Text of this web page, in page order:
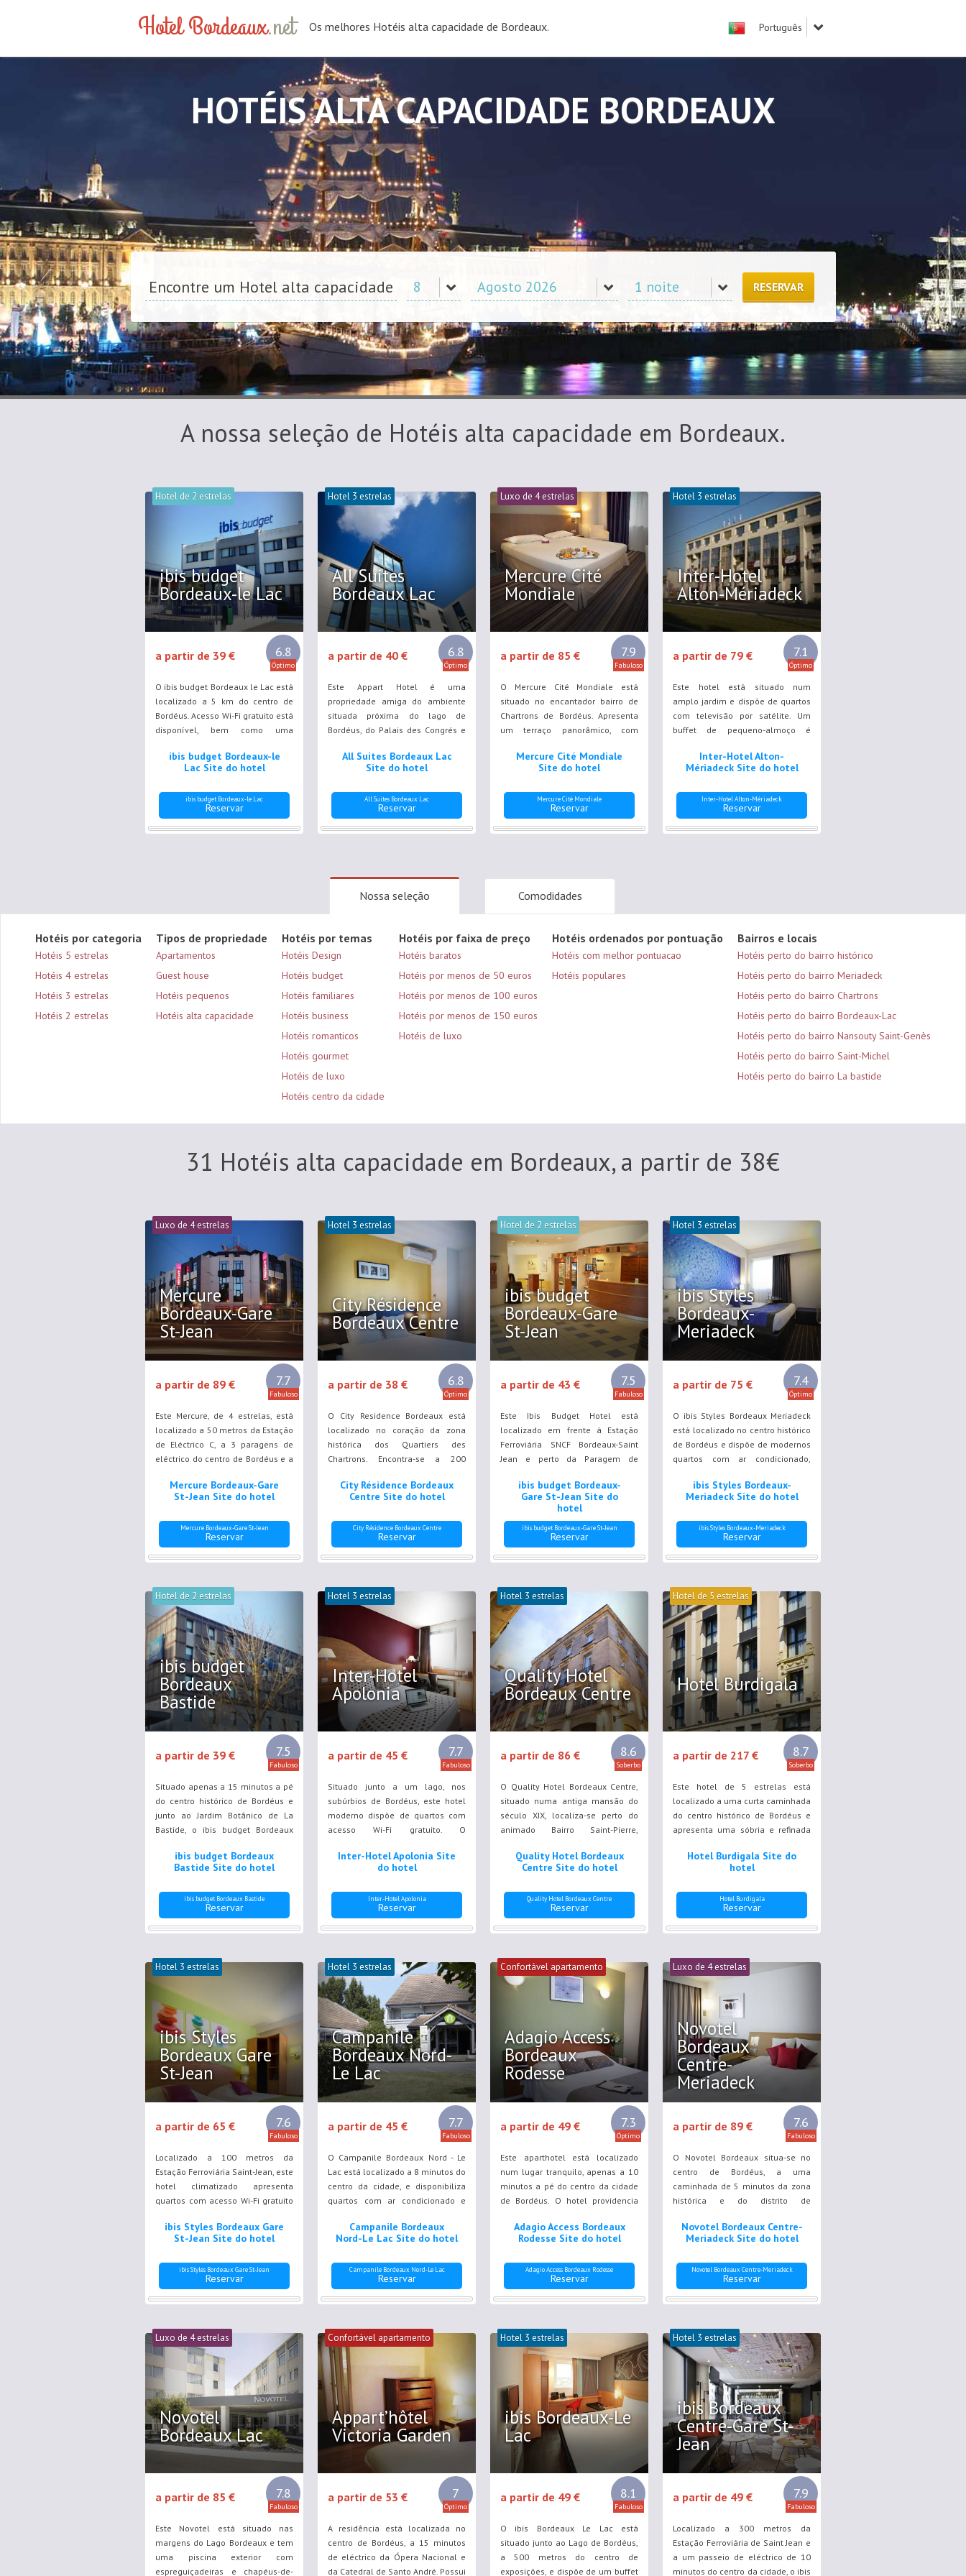
Hotel Bordeaux.net Os melhores Hotéis alta capacidade de Bordeaux.
HOTÉIS ALTA CAPACIDADE BORDEAUX
Encontre um Hotel alta capacidade RESERVAR
A nossa seleção de Hotéis alta capacidade em Bordeaux.
Hotel de 2 estrelas
ibis budget
Bordeaux-le Lac
6.8
Óptimo
a partir de 39 €
O ibis budget Bordeaux le Lac está
localizado a 5 km do centro de
Bordéus. Acesso Wi-Fi gratuito está
disponível, bem como uma
ibis budget Bordeaux-le
Lac Site do hotel
ibis budget Bordeaux-le Lac
Reservar
Hotel 3 estrelas
All Suites
Bordeaux Lac
6.8
Óptimo
a partir de 40 €
Este Appart Hotel é uma
propriedade amiga do ambiente
situada próxima do lago de
Bordéus, do Palais des Congrés e
de acesso Wi-Fi gratuito e de um
centro de fitness.
All Suites Bordeaux Lac
Site do hotel
All Suites Bordeaux Lac
Reservar
Luxo de 4 estrelas
Mercure Cité
Mondiale
7.9
Fabuloso
a partir de 85 €
O Mercure Cité Mondiale está
situado no encantador bairro de
Chartrons de Bordéus. Apresenta
um terraço panorâmico, com
des Pierres e a zona do cais. Os
quartos do Mercure são
Mercure Cité Mondiale
Site do hotel
Mercure Cité Mondiale
Reservar
Hotel 3 estrelas
Inter-Hotel
Alton-Mériadeck
7.1
Óptimo
a partir de 79 €
Este hotel está situado num
amplo jardim e dispõe de quartos
com televisão por satélite. Um
buffet de pequeno-almoço é
paragem de eléctrico Saint-
Augustin está localizada a 160
Inter-Hotel Alton-
Mériadeck Site do hotel
Inter-Hotel Alton-Mériadeck
Reservar
Nossa seleção Comodidades
Hotéis por categoria
Hotéis 5 estrelas
Hotéis 4 estrelas
Hotéis 3 estrelas
Hotéis 2 estrelas
Tipos de propriedade
Apartamentos
Guest house
Hotéis pequenos
Hotéis alta capacidade
Hotéis por temas
Hotéis Design
Hotéis budget
Hotéis familiares
Hotéis business
Hotéis romanticos
Hotéis gourmet
Hotéis de luxo
Hotéis centro da cidade
Hotéis por faixa de preço
Hotéis baratos
Hotéis por menos de 50 euros
Hotéis por menos de 100 euros
Hotéis por menos de 150 euros
Hotéis de luxo
Hotéis ordenados por pontuação
Hotéis com melhor pontuacao
Hotéis populares
Bairros e locais
Hotéis perto do bairro histórico
Hotéis perto do bairro Meriadeck
Hotéis perto do bairro Chartrons
Hotéis perto do bairro Bordeaux-Lac
Hotéis perto do bairro Nansouty Saint-Genès
Hotéis perto do bairro Saint-Michel
Hotéis perto do bairro La bastide
31 Hotéis alta capacidade em Bordeaux, a partir de 38€
Luxo de 4 estrelas
Mercure
Bordeaux-Gare
St-Jean
7.7
Fabuloso
a partir de 89 €
Este Mercure, de 4 estrelas, está
localizado a 50 metros da Estação
de Eléctrico C, a 3 paragens de
eléctrico do centro de Bordéus e a
de Bordéus.
Mercure Bordeaux-Gare
St-Jean Site do hotel
Mercure Bordeaux-Gare St-Jean
Reservar
Hotel 3 estrelas
City Résidence
Bordeaux Centre
6.8
Óptimo
a partir de 38 €
O City Residence Bordeaux está
localizado no coração da zona
histórica dos Quartiers des
Chartrons. Encontra-se a 200
de Chartrons e a uma viagem de 5
minutos de eléctrico do centro da
City Résidence Bordeaux
Centre Site do hotel
City Résidence Bordeaux Centre
Reservar
Hotel de 2 estrelas
ibis budget
Bordeaux-Gare
St-Jean
7.5
Fabuloso
a partir de 43 €
Este Ibis Budget Hotel está
localizado em frente à Estação
Ferroviária SNCF Bordeaux-Saint
Jean e perto da Paragem de
acesso Wi-Fi gratuito.
ibis budget Bordeaux-
Gare St-Jean Site do
hotel
ibis budget Bordeaux-Gare St-Jean
Reservar
Hotel 3 estrelas
ibis Styles
Bordeaux-
Meriadeck
7.4
Óptimo
a partir de 75 €
O ibis Styles Bordeaux Meriadeck
está localizado no centro histórico
de Bordéus e dispõe de modernos
quartos com ar condicionado,
diferente. Existe acesso Wi-Fi
gratuito em todo o hotel.
ibis Styles Bordeaux-
Meriadeck Site do hotel
ibis Styles Bordeaux-Meriadeck
Reservar
Hotel de 2 estrelas
ibis budget
Bordeaux
Bastide
7.5
Fabuloso
a partir de 39 €
Situado apenas a 15 minutos a pé
do centro histórico de Bordéus e
junto ao Jardim Botânico de La
Bastide, o ibis budget Bordeaux
acomodações modernas e de um
buffet de pequeno-almoço.
ibis budget Bordeaux
Bastide Site do hotel
ibis budget Bordeaux Bastide
Reservar
Hotel 3 estrelas
Inter-Hotel
Apolonia
7.7
Fabuloso
a partir de 45 €
Situado junto a um lago, nos
subúrbios de Bordéus, este hotel
moderno dispõe de quartos com
acesso Wi-Fi gratuito. O
e o Casino de Bordéus fica apenas
a 600 metros de distância.
Inter-Hotel Apolonia Site
do hotel
Inter-Hotel Apolonia
Reservar
Hotel 3 estrelas
Quality Hotel
Bordeaux Centre
8.6
Soberbo
a partir de 86 €
O Quality Hotel Bordeaux Centre,
situado numa antiga mansão do
século XIX, localiza-se perto do
animado Bairro Saint-Pierre,
boutiques.
Quality Hotel Bordeaux
Centre Site do hotel
Quality Hotel Bordeaux Centre
Reservar
Hotel de 5 estrelas
Hotel Burdigala
8.7
Soberbo
a partir de 217 €
Este hotel de 5 estrelas está
localizado a uma curta caminhada
do centro histórico de Bordéus e
apresenta uma sóbria e refinada
Hotel Burdigala Site do
hotel
Hotel Burdigala
Reservar
Hotel 3 estrelas
ibis Styles
Bordeaux Gare
St-Jean
7.6
Fabuloso
a partir de 65 €
Localizado a 100 metros da
Estação Ferroviária Saint-Jean, este
hotel climatizado apresenta
quartos com acesso Wi-Fi gratuito
contemporâneo dispõe de uma
jukebox e está aberto todos os
ibis Styles Bordeaux Gare
St-Jean Site do hotel
ibis Styles Bordeaux Gare St-Jean
Reservar
Hotel 3 estrelas
Campanile
Bordeaux Nord-
Le Lac
7.7
Fabuloso
a partir de 45 €
O Campanile Bordeaux Nord - Le
Lac está localizado a 8 minutos do
centro da cidade, e disponibiliza
quartos com ar condicionado e
Campanile Bordeaux
Nord-Le Lac Site do hotel
Campanile Bordeaux Nord-Le Lac
Reservar
Confortável apartamento
Adagio Access
Bordeaux
Rodesse
7.3
Óptimo
a partir de 49 €
Este aparthotel está localizado
num lugar tranquilo, apenas a 10
minutos a pé do centro da cidade
de Bordéus. O hotel providencia
acesso Wi-Fi gratuito.
Adagio Access Bordeaux
Rodesse Site do hotel
Adagio Access Bordeaux Rodesse
Reservar
Luxo de 4 estrelas
Novotel
Bordeaux
Centre-
Meriadeck
7.6
Fabuloso
a partir de 89 €
O Novotel Bordeaux situa-se no
centro de Bordéus, a uma
caminhada de 5 minutos da zona
histórica e do distrito de
gratuito e de um restaurante com
um terraço.
Novotel Bordeaux Centre-
Meriadeck Site do hotel
Novotel Bordeaux Centre-Meriadeck
Reservar
Luxo de 4 estrelas
Novotel
Bordeaux Lac
7.8
Fabuloso
a partir de 85 €
Este Novotel está situado nas
margens do Lago Bordeaux e tem
uma piscina exterior com
espreguiçadeiras e chapéus-de-
Confortável apartamento
Appart’hôtel
Victoria Garden
7
Óptimo
a partir de 53 €
A residência está localizada no
centro de Bordéus, a 15 minutos
de eléctrico da Ópera Nacional e
da Catedral de Santo André. Possui
Hotel 3 estrelas
ibis Bordeaux-Le
Lac
8.1
Fabuloso
a partir de 49 €
O ibis Bordeaux Le Lac está
situado junto ao Lago de Bordéus,
a 500 metros do centro de
exposições, e dispõe de um buffet
Hotel 3 estrelas
ibis Bordeaux
Centre-Gare St-
Jean
7.9
Fabuloso
a partir de 49 €
Localizado a 300 metros da
Estação Ferroviária de Saint Jean e
a um passeio de eléctrico de 10
minutos do centro da cidade, o ibis